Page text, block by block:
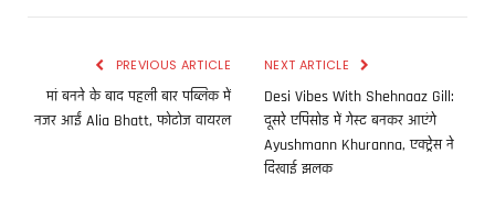
PREVIOUS ARTICLE
मां बनने के बाद पहली बार पब्लिक में
नजर आईं Alia Bhatt, फोटोज वायरल
NEXT ARTICLE
Desi Vibes With Shehnaaz Gill:
दूसरे एपिसोड में गेस्ट बनकर आएंगे
Ayushmann Khuranna, एक्ट्रेस ने
दिखाई झलक